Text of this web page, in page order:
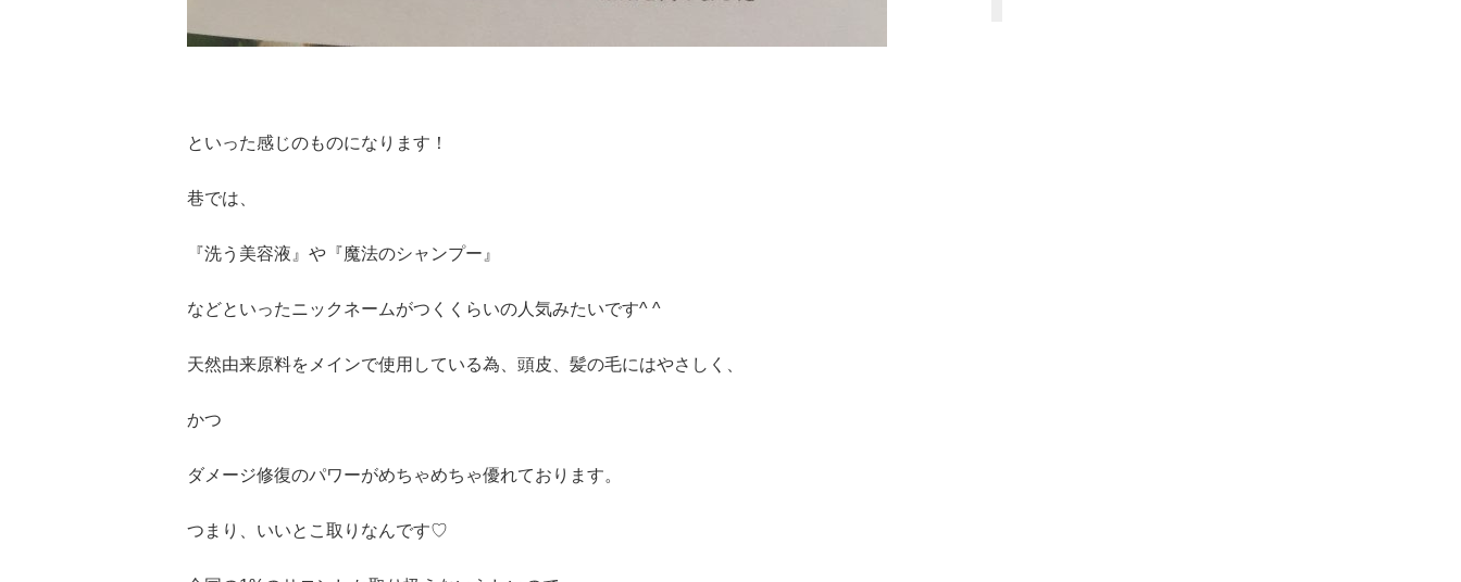
といった感じのものになります！
巷では、
『洗う美容液』や『魔法のシャンプー』
などといったニックネームがつくくらいの人気みたいです^ ^
天然由来原料をメインで使用している為、頭皮、髪の毛にはやさしく、
かつ
ダメージ修復のパワーがめちゃめちゃ優れております。
つまり、いいとこ取りなんです♡